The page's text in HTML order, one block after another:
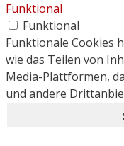
Funktional
Funktional
Funktionale Cookies
wie das Teilen von
Media-Plattformen,
und andere